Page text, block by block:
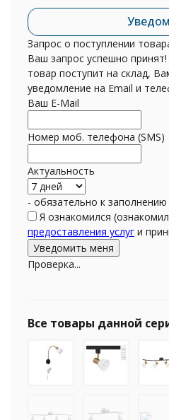
Запрос о поступлении
Ваш запрос успешно
товар поступит на склад,
уведомление на Email и
Ваш E-Mail
Номер моб. телефона (SMS)
Актуальность
- обязательно к заполнению
Я ознакомился
предоставления услуг и
Проверка...
Все товары данной